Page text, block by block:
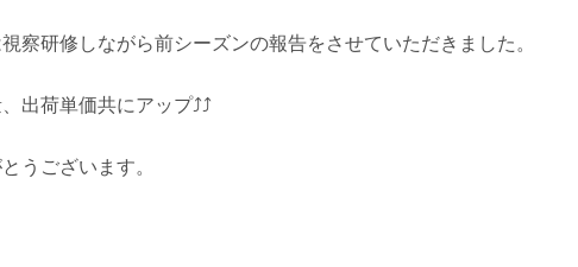
察研修しながら前シーズンの報告をさせていただきました。
出荷単価共にアップ⤴️⤴️
うございます。